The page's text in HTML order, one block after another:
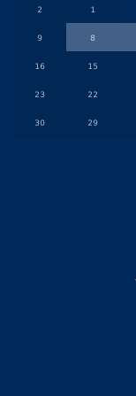
1
2
8
9
15
16
22
23
29
30